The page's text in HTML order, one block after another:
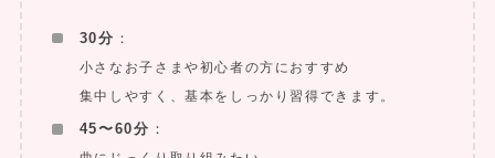
30分 ：
小さなお子さまや初心者の方におすすめ
集中しやすく、基本をしっかり習得できます。
45〜60分 ：